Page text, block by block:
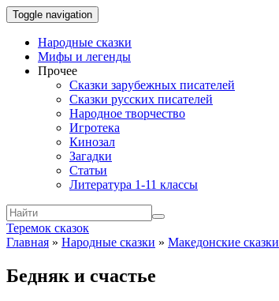
Toggle navigation
Народные сказки
Мифы и легенды
Прочее
Сказки зарубежных писателей
Сказки русских писателей
Народное творчество
Игротека
Кинозал
Загадки
Статьи
Литература 1-11 классы
Теремок сказок
Главная » Народные сказки » Македонские сказки
Бедняк и счастье